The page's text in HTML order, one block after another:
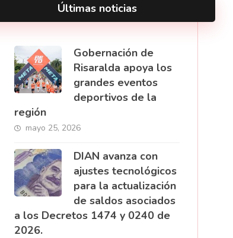
Últimas noticias
Gobernación de
Risaralda apoya los
grandes eventos
deportivos de la
región
mayo 25, 2026
DIAN avanza con
ajustes tecnológicos
para la actualización
de saldos asociados
a los Decretos 1474 y 0240 de
2026.